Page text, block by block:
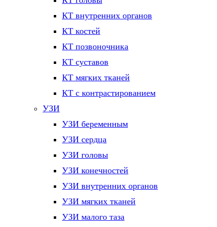
КТ внутренних органов
КТ костей
КТ позвоночника
КТ суставов
КТ мягких тканей
КТ с контрастированием
УЗИ
УЗИ беременным
УЗИ сердца
УЗИ головы
УЗИ конечностей
УЗИ внутренних органов
УЗИ мягких тканей
УЗИ малого таза